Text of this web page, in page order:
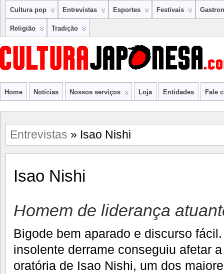
Cultura pop Entrevistas Esportes Festivais
Religião Tradição
Home Notícias Nossos serviços Loja Entidades Fale
Entrevistas » Isao Nishi
Isao Nishi
Homem de liderança
Bigode bem aparado e discurso
insolente derrame conseguiu afetar
oratória de Isao Nishi, um dos